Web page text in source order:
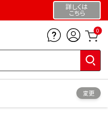
詳しくは
こちら
0
変更